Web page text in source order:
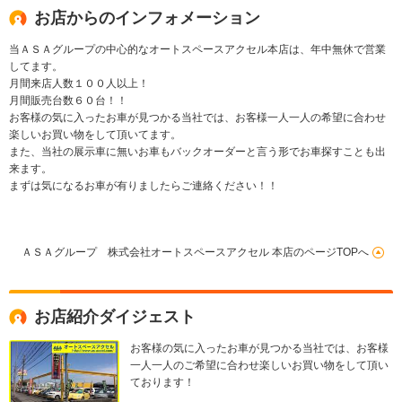
お店からのインフォメーション
当ＡＳＡグループの中心的なオートスペースアクセル本店は、年中無休で営業
してます。
月間来店人数１００人以上！
月間販売台数６０台！！
お客様の気に入ったお車が見つかる当社では、お客様一人一人の希望に合わせ
楽しいお買い物をして頂いてます。
また、当社の展示車に無いお車もバックオーダーと言う形でお車探すことも出
来ます。
まずは気になるお車が有りましたらご連絡ください！！
ＡＳＡグループ 株式会社オートスペースアクセル 本店のページTOPへ
お店紹介ダイジェスト
お客様の気に入ったお車が見つかる当社では、お客様
一人一人のご希望に合わせ楽しいお買い物をして頂い
ております！